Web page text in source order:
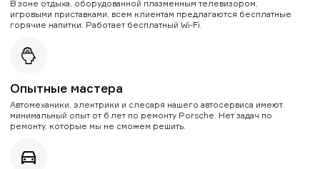
В зоне отдыха, оборудованной плазменным телевизором,
игровыми приставками, всем клиентам предлагаются бесплатные
горячие напитки. Работает бесплатный Wi-Fi.
Опытные мастера
Автомеханики, электрики и слесаря нашего автосервиса имеют
минимальный опыт от 6 лет по ремонту Porsche. Нет задач по
ремонту, которые мы не сможем решить.